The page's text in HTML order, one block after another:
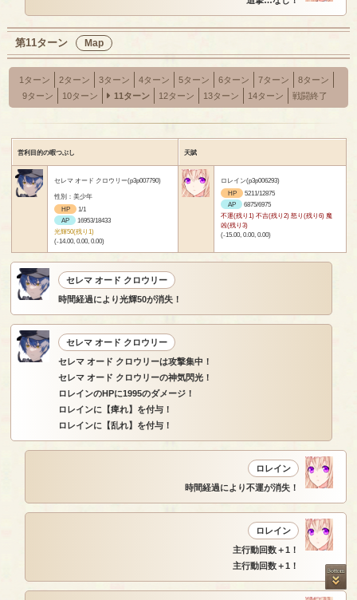
第11ターン Map
1ターン 2ターン 3ターン 4ターン 5ターン 6ターン 7ターン
8ターン
9ターン
10ターン 11ターン 12ターン 13ターン 14ターン 戦闘終了
営利目的の暇つぶし 天賦
セレマ オード クロウリー(p3p007790)
性別：美少年
HP
1/1
AP
16953/18433
光輝50(残り1)
(-14.00, 0.00, 0.00)
ロレイン(p3p006293)
HP
5211/12875
AP
6875/6975
不運(残り1) 不吉(残り2) 怒り(残り6) 魔
凶(残り3)
(-15.00, 0.00, 0.00)
セレマ オード クロウリー
時間経過により光輝50が消失！
セレマ オード クロウリー
セレマ オード クロウリーは攻撃集中！
セレマ オード クロウリーの神気閃光！
ロレインのHPに1995のダメージ！
ロレインに【痺れ】を付与！
ロレインに【乱れ】を付与！
ロレイン
時間経過により不運が消失！
ロレイン
主行動回数＋1！
主行動回数＋1！